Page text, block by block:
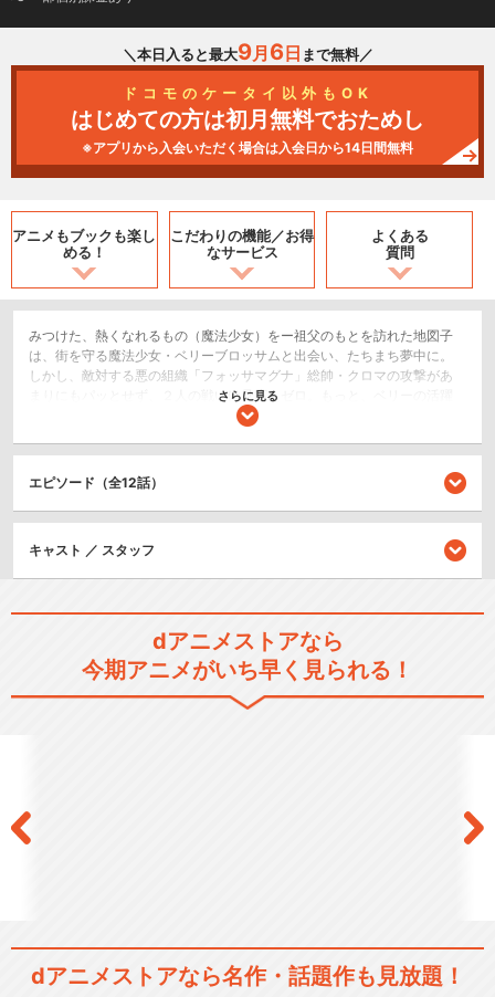
＼本日入ると最大9月 6日 まで無料／
ドコモのケータイ以外もOK
はじめての方は初月無料でおためし
※アプリから入会いただく場合は入会日から14日間無料
アニメもブックも楽し
める！
こだわりの機能／お得
なサービス
よくある
質問
みつけた、熱くなれるもの（魔法少女）をー祖父のもとを訪れた地図子
は、街を守る魔法少女・ベリーブロッサムと出会い、たちまち夢中に。
しかし、敵対する悪の組織「フォッサマグナ」総帥・クロマの攻撃があ
まりにもパッとせず、２人の戦いは見応えゼロ。もっと、ベリーの活躍
を愛でたい地図子はモヤモヤを募らせていく・・・。「魔法少女をもっ
少女を悪の路に導いてゆく―。
SF/ファンタジー
アクション/バトル
さらに見る
エピソード（全12話）
キャスト ／ スタッフ
dアニメストアなら
今期アニメがいち早く見られる！
dアニメストアなら名作・話題作も見放題！